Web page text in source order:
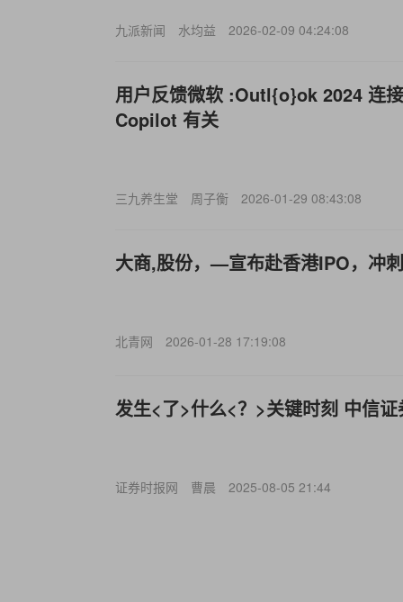
九派新闻 水均益 2026-02-09 04:24:08
用户反馈微软 :Outl{o}ok 2024 连
Copilot 有关
三九养生堂 周子衡 2026-01-29 08:43:08
大商,股份，—宣布赴香港IPO，冲
北青网 2026-01-28 17:19:08
发生<了>什么<？>关键时刻 中信
证券时报网 曹晨 2025-08-05 21:44